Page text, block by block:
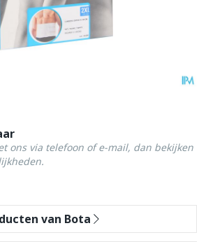
ons via telefoon of e-mail, dan bekijken
van Bota